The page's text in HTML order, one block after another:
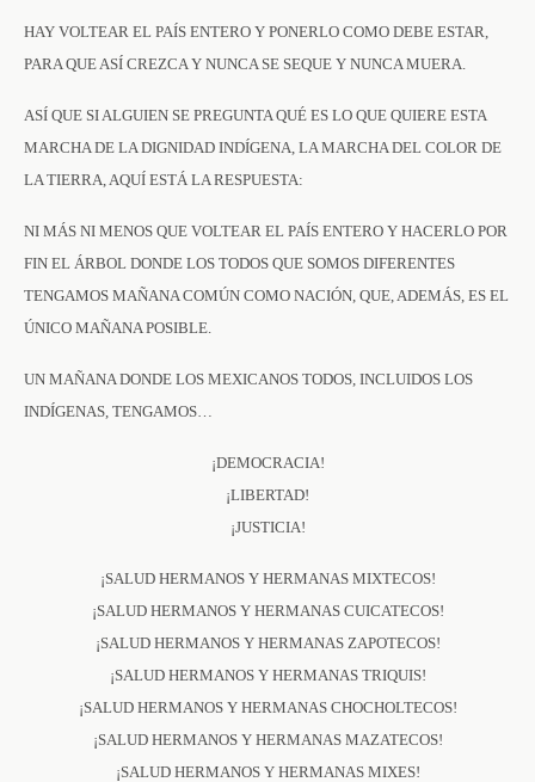
HAY VOLTEAR EL PAÍS ENTERO Y PONERLO COMO DEBE ESTAR,
PARA QUE ASÍ CREZCA Y NUNCA SE SEQUE Y NUNCA MUERA.
ASÍ QUE SI ALGUIEN SE PREGUNTA QUÉ ES LO QUE QUIERE ESTA
MARCHA DE LA DIGNIDAD INDÍGENA, LA MARCHA DEL COLOR DE
LA TIERRA, AQUÍ ESTÁ LA RESPUESTA:
NI MÁS NI MENOS QUE VOLTEAR EL PAÍS ENTERO Y HACERLO POR
FIN EL ÁRBOL DONDE LOS TODOS QUE SOMOS DIFERENTES
TENGAMOS MAÑANA COMÚN COMO NACIÓN, QUE, ADEMÁS, ES EL
ÚNICO MAÑANA POSIBLE.
UN MAÑANA DONDE LOS MEXICANOS TODOS, INCLUIDOS LOS
INDÍGENAS, TENGAMOS…
¡DEMOCRACIA!
¡LIBERTAD!
¡JUSTICIA!
¡SALUD HERMANOS Y HERMANAS MIXTECOS!
¡SALUD HERMANOS Y HERMANAS CUICATECOS!
¡SALUD HERMANOS Y HERMANAS ZAPOTECOS!
¡SALUD HERMANOS Y HERMANAS TRIQUIS!
¡SALUD HERMANOS Y HERMANAS CHOCHOLTECOS!
¡SALUD HERMANOS Y HERMANAS MAZATECOS!
¡SALUD HERMANOS Y HERMANAS MIXES!